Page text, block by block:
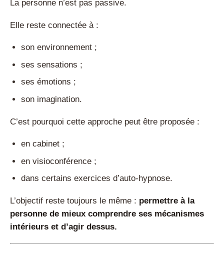
La personne n’est pas passive.
Elle reste connectée à :
son environnement ;
ses sensations ;
ses émotions ;
son imagination.
C’est pourquoi cette approche peut être proposée :
en cabinet ;
en visioconférence ;
dans certains exercices d’auto-hypnose.
L’objectif reste toujours le même : permettre à la
personne de mieux comprendre ses mécanismes
intérieurs et d’agir dessus.